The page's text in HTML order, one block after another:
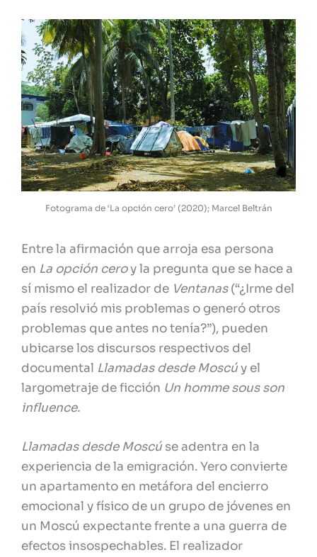
Fotograma de ‘La opción cero’ (2020); Marcel Beltrán
Entre la afirmación que arroja esa persona
en La opción ceroy la pregunta que se hace a
sí mismo el realizador de Ventanas(“¿Irme del
país resolvió mis problemas o generó otros
problemas que antes no tenía?”), pueden
ubicarse los discursos respectivos del
documental Llamadas desde Moscúy el
largometraje de ficción Un homme sous son
influence.
Llamadas desde Moscúse adentra en la
experiencia de la emigración. Yero convierte
un apartamento en metáfora del encierro
emocional y físico de un grupo de jóvenes en
un Moscú expectante frente a una guerra de
efectos insospechables. El realizador